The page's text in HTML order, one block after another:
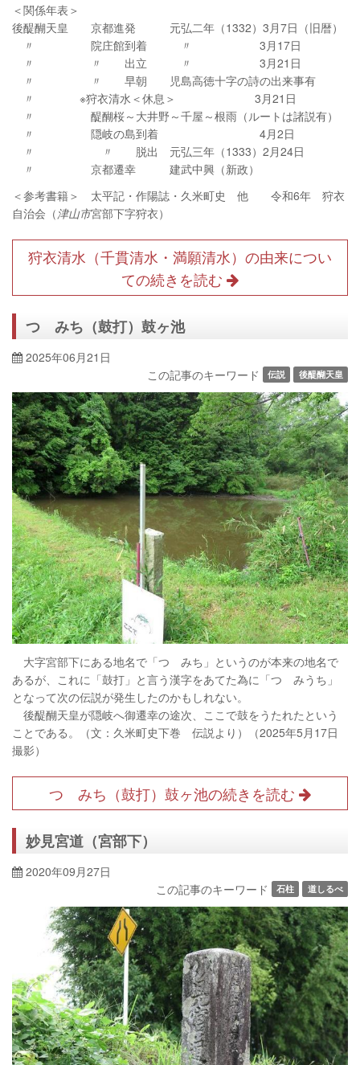
＜関係年表＞
後醍醐天皇 京都進発 元弘二年（1332）3月7日（旧暦）
〃 院庄館到着 〃 3月17日
〃 〃 出立 〃 3月21日
〃 〃 早朝 児島高徳十字の詩の出来事有
〃 ※狩衣清水＜休息＞ 3月21日
〃 醍醐桜～大井野～千屋～根雨（ルートは諸説有）
〃 隠岐の島到着 4月2日
〃 〃 脱出 元弘三年（1333）2月24日
〃 京都遷幸 建武中興（新政）
＜参考書籍＞ 太平記・作陽誌・久米町史 他 令和6年 狩衣
自治会（ 津山市宮部下字狩衣）
狩衣清水（千貫清水・満願清水）の由来につい
ての続きを読む
つゞみち（鼓打）鼓ヶ池
2025年06月21日
この記事のキーワード
伝説 後醍醐天皇
大字宮部下にある地名で「つゞみち」というのが本来の地名で
あるが、これに「鼓打」と言う漢字をあてた為に「つゞみうち」
となって次の伝説が発生したのかもしれない。
後醍醐天皇が隠岐へ御遷幸の途次、ここで鼓をうたれたという
ことである。（文：久米町史下巻 伝説より）（2025年5月17日
撮影）
つゞみち（鼓打）鼓ヶ池の続きを読む
妙見宮道（宮部下）
2020年09月27日
この記事のキーワード
石柱 道しるべ